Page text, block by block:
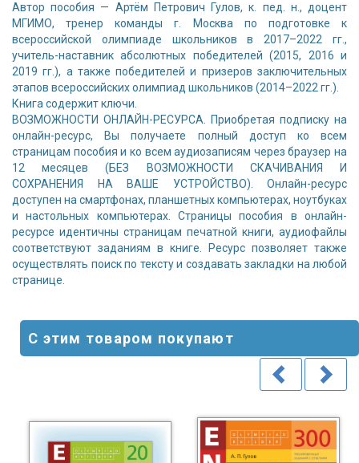
Автор пособия — Артём Петрович Гулов, к. пед. н., доцент
МГИМО, тренер команды г. Москва по подготовке к
всероссийской олимпиаде школьников в 2017–2022 гг.,
учитель-наставник абсолютных победителей (2015, 2016 и
2019 гг.), а также победителей и призеров заключительных
этапов всероссийских олимпиад школьников (2014–2022 гг.).
Книга содержит ключи.
ВОЗМОЖНОСТИ ОНЛАЙН-РЕСУРСА. Приобретая подписку на
онлайн-ресурс, Вы получаете полный доступ ко всем
страницам пособия и ко всем аудиозаписям через браузер на
12 месяцев (БЕЗ ВОЗМОЖНОСТИ СКАЧИВАНИЯ И
СОХРАНЕНИЯ НА ВАШЕ УСТРОЙСТВО). Онлайн-ресурс
доступен на смартфонах, планшетных компьютерах, ноутбуках
и настольных компьютерах. Страницы пособия в онлайн-
ресурсе идентичны страницам печатной книги, аудиофайлы
соответствуют заданиям в книге. Ресурс позволяет также
осуществлять поиск по тексту и создавать закладки на любой
странице.
С этим товаром покупают